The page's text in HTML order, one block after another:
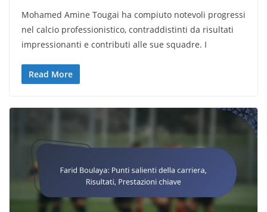
Mohamed Amine Tougai ha compiuto notevoli progressi
nel calcio professionistico, contraddistinti da risultati
impressionanti e contributi alle sue squadre. I
Read More